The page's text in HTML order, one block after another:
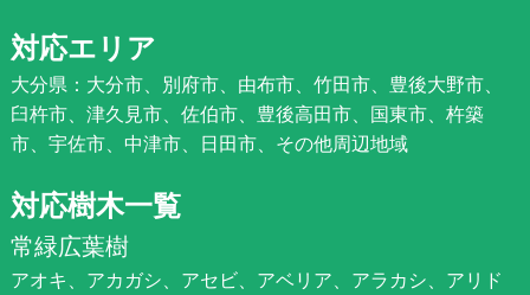
対応エリア
大分県：大分市、別府市、由布市、竹田市、豊後大野市、
臼杵市、津久見市、佐伯市、豊後高田市、国東市、杵築
市、宇佐市、中津市、日田市、その他周辺地域
対応樹木一覧
常緑広葉樹
アオキ、アカガシ、アセビ、アベリア、アラカシ、アリド